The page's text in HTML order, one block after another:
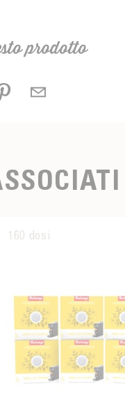
prodotto
160 dosi